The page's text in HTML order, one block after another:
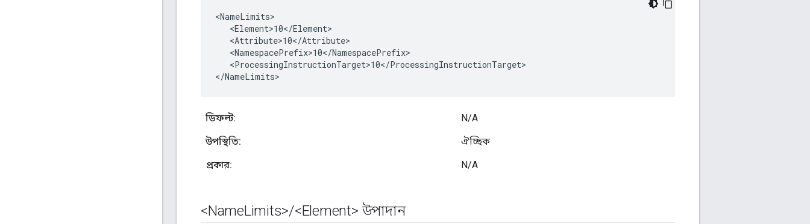
<NameLimits
<Element>10</Element
<Attribute>10</Attribute
<NamespacePrefix>10</NamespacePrefix
<ProcessingInstructionTarget>10</ProcessingInstructionTarget>
</NameLimits>
ডিফল্ট: N/A
উপস্থিতি: ঐচ্ছিক
প্রকার: N/A
<NameLimits>/<Element> উপাদান